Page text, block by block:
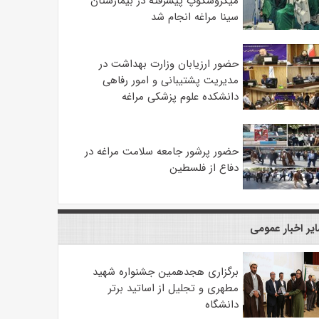
سینا مراغه انجام شد
حضور ارزیابان وزارت بهداشت در
مدیریت پشتیبانی و امور رفاهی
دانشکده علوم پزشکی مراغه
حضور پرشور جامعه سلامت مراغه در
دفاع از فلسطین
اخبار عمومی
برگزاری هجدهمین جشنواره شهید
مطهری و تجلیل از اساتید برتر
دانشگاه